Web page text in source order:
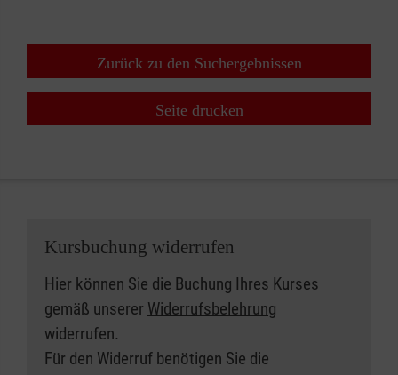
Zurück zu den Suchergebnissen
Seite drucken
Kursbuchung widerrufen
Hier können Sie die Buchung Ihres Kurses
gemäß unserer Widerrufsbelehrung
widerrufen.
Für den Widerruf benötigen Sie die